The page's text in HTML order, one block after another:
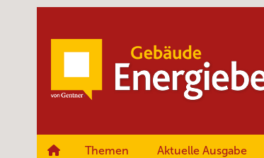
Themen Aktuelle Ausgabe